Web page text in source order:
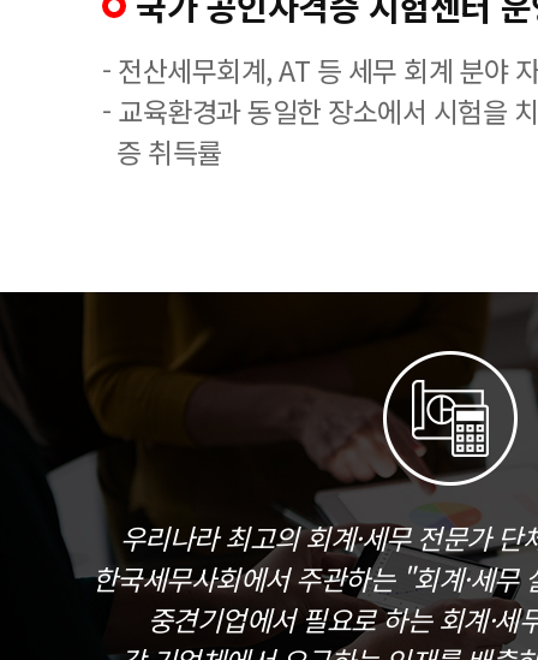
- 전산세무회계, AT 등 세무 회계 분야
- 교육환경과 동일한 장소에서 시험을
증 취득률
우리나라 최고의 회계·세무 전문가
한국세무사회에서 주관하는 "회계·세무
중견기업에서 필요로 하는 회계·세